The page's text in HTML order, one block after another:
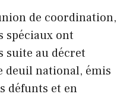
de coordination,
spéciaux ont
suite au décret
deuil national, émis
défunts et en